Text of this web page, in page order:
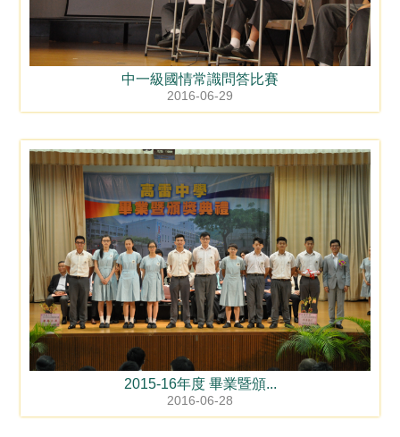
中一級國情常識問答比賽
2016-06-29
2015-16年度 畢業暨頒...
2016-06-28